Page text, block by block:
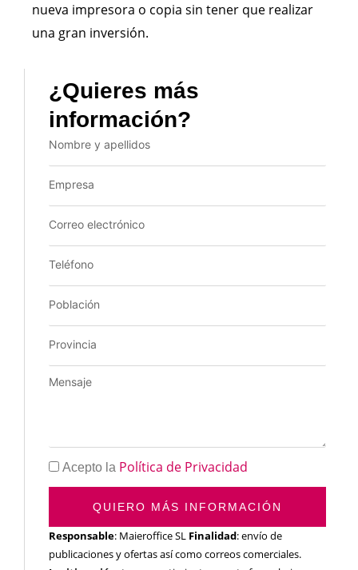
nueva impresora o copia sin tener que realizar
una gran inversión.
¿Quieres más
información?
Acepto la Política de Privacidad
QUIERO MÁS INFORMACIÓN
Responsable: Maieroffice SL Finalidad: envío de
publicaciones y ofertas así como correos comerciales.